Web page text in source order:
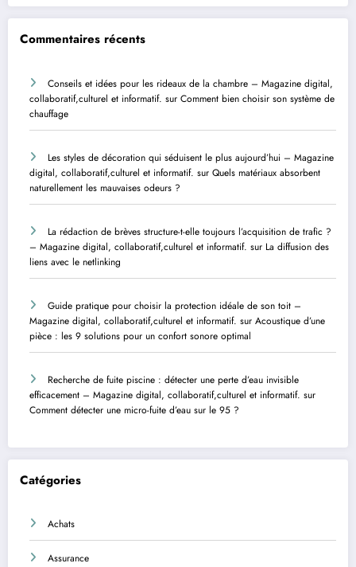
Commentaires récents
Conseils et idées pour les rideaux de la chambre – Magazine digital,
collaboratif,culturel et informatif. sur Comment bien choisir son système de
chauffage
Les styles de décoration qui séduisent le plus aujourd’hui – Magazine
digital, collaboratif,culturel et informatif. sur Quels matériaux absorbent
naturellement les mauvaises odeurs ?
La rédaction de brèves structure-t-elle toujours l’acquisition de trafic ?
– Magazine digital, collaboratif,culturel et informatif. sur La diffusion des
liens avec le netlinking
Guide pratique pour choisir la protection idéale de son toit –
Magazine digital, collaboratif,culturel et informatif. sur Acoustique d’une
pièce : les 9 solutions pour un confort sonore optimal
Recherche de fuite piscine : détecter une perte d’eau invisible
efficacement – Magazine digital, collaboratif,culturel et informatif. sur
Comment détecter une micro-fuite d’eau sur le 95 ?
Catégories
Achats
Assurance